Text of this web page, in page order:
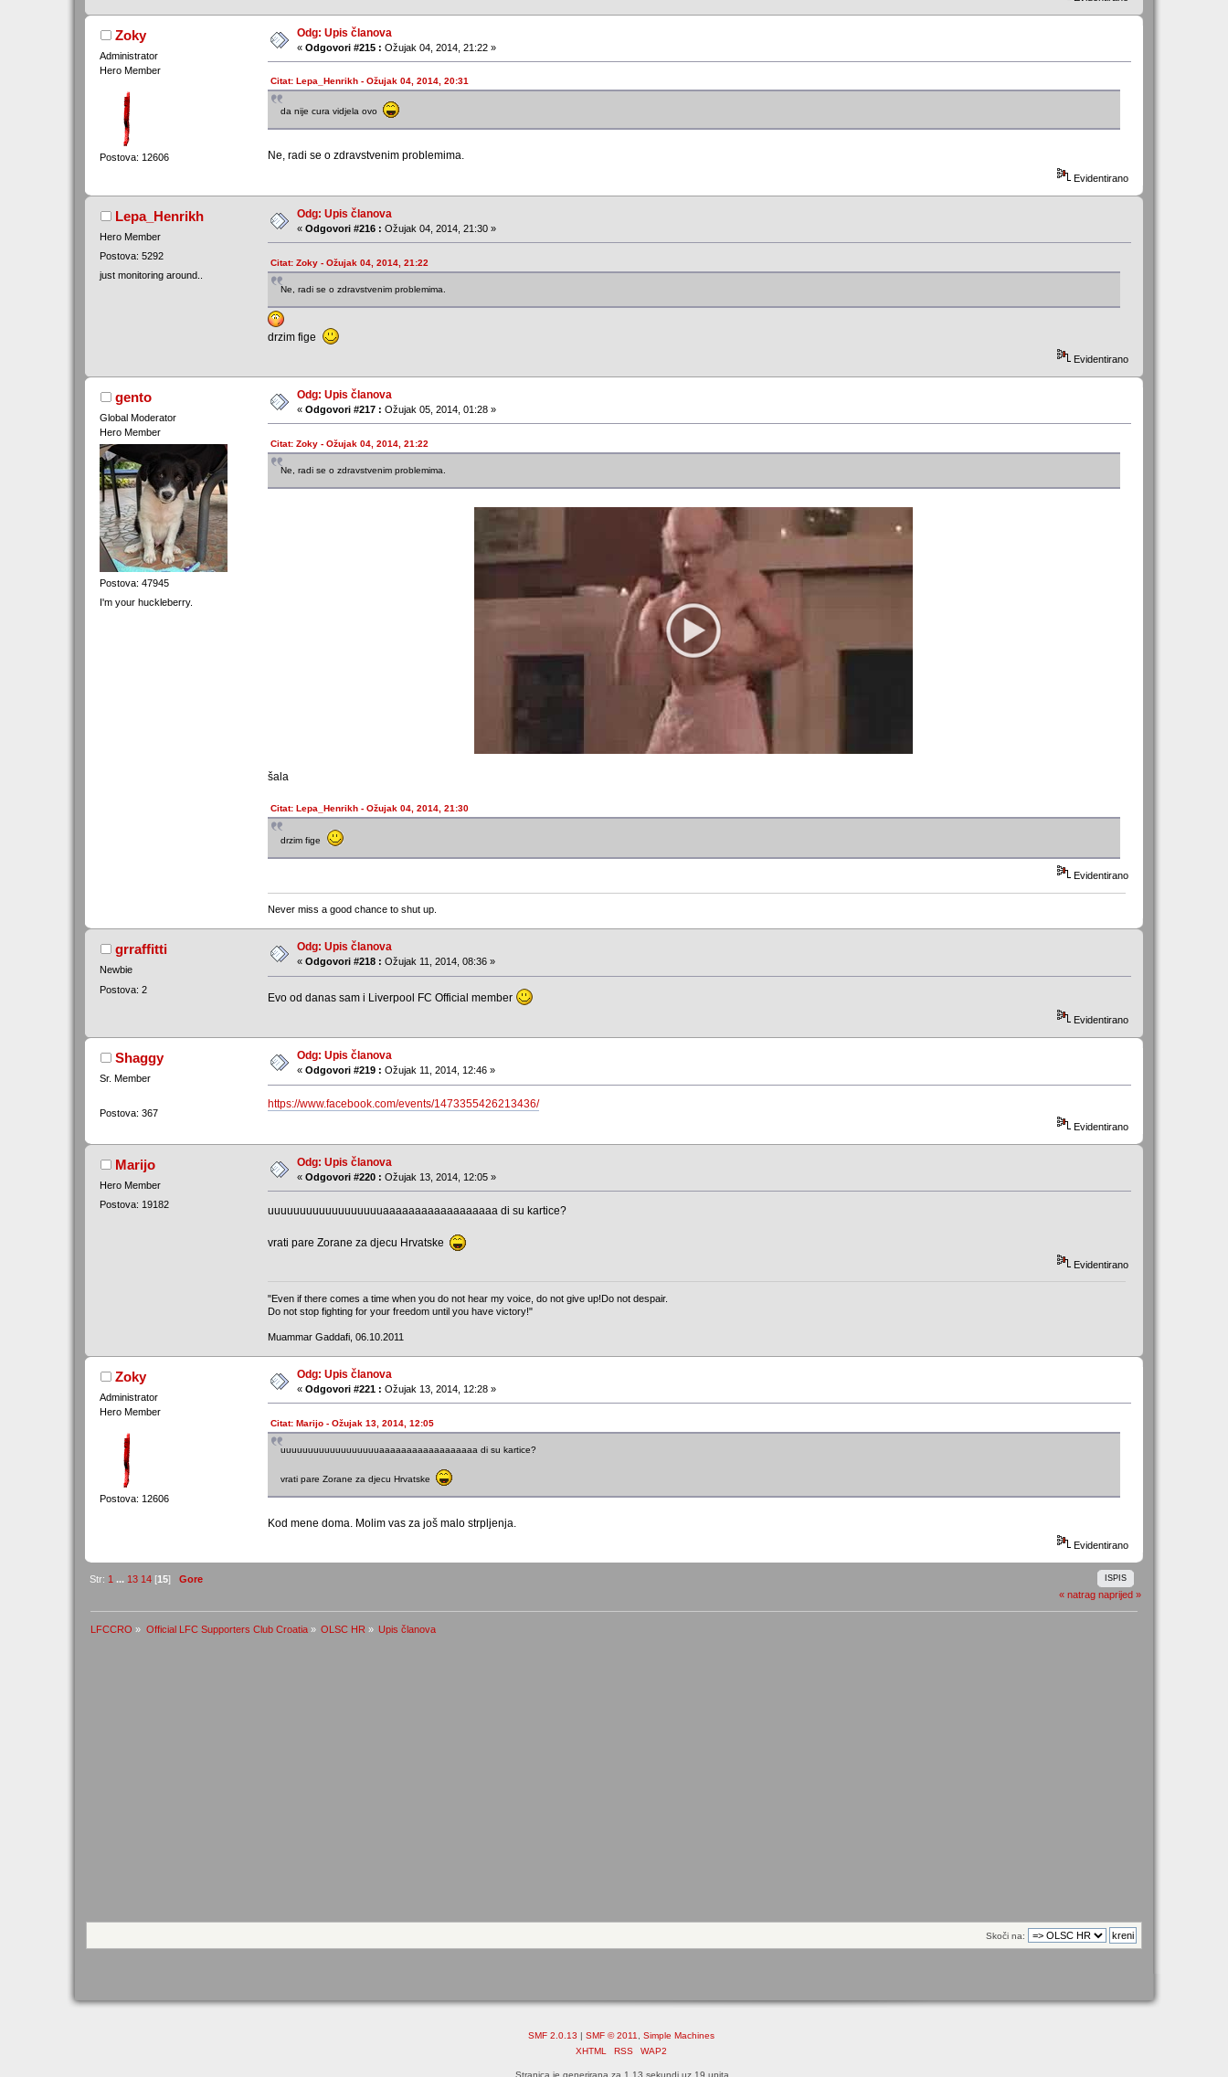
Zoky
Administrator
Hero Member
Postova: 12606
Odg: Upis članova
«Odgovori #215 : Ožujak 04, 2014, 21:22 »
Citat: Lepa_Henrikh - Ožujak 04, 2014, 20:31
da nije cura vidjela ovo
Ne, radi se o zdravstvenim problemima.
Evidentirano
Lepa_Henrikh
Hero Member
Postova: 5292
just monitoring around..
Odg: Upis članova
«Odgovori #216 : Ožujak 04, 2014, 21:30 »
Citat: Zoky - Ožujak 04, 2014, 21:22
Ne, radi se o zdravstvenim problemima.
drzim fige
Evidentirano
gento
Global Moderator
Hero Member
Postova: 47945
I'm your huckleberry.
Odg: Upis članova
«Odgovori #217 : Ožujak 05, 2014, 01:28 »
Citat: Zoky - Ožujak 04, 2014, 21:22
Ne, radi se o zdravstvenim problemima.
šala
Citat: Lepa_Henrikh - Ožujak 04, 2014, 21:30
drzim fige
Evidentirano
Never miss a good chance to shut up.
grraffitti
Newbie
Postova: 2
Odg: Upis članova
«Odgovori #218 : Ožujak 11, 2014, 08:36 »
Evo od danas sam i Liverpool FC Official member
Evidentirano
Shaggy
Sr. Member
Postova: 367
Odg: Upis članova
«Odgovori #219 : Ožujak 11, 2014, 12:46 »
https://www.facebook.com/events/1473355426213436/
Evidentirano
Marijo
Hero Member
Postova: 19182
Odg: Upis članova
«Odgovori #220 : Ožujak 13, 2014, 12:05 »
uuuuuuuuuuuuuuuuuuaaaaaaaaaaaaaaaaaa di su kartice?
vrati pare Zorane za djecu Hrvatske
Evidentirano
"Even if there comes a time when you do not hear my voice, do not give up!Do not despair.
Do not stop fighting for your freedom until you have victory!"
Muammar Gaddafi, 06.10.2011
Zoky
Administrator
Hero Member
Postova: 12606
Odg: Upis članova
«Odgovori #221 : Ožujak 13, 2014, 12:28 »
Citat: Marijo - Ožujak 13, 2014, 12:05
uuuuuuuuuuuuuuuuuuaaaaaaaaaaaaaaaaaa di su kartice?
vrati pare Zorane za djecu Hrvatske
Kod mene doma. Molim vas za još malo strpljenja.
Evidentirano
ISPIS
Str: 1 ... 13 14 [15]Gore
« natrag naprijed »
LFCCRO » Official LFC Supporters Club Croatia» OLSC HR » Upis članova
Skoči na:
SMF 2.0.13 | SMF © 2011
Simple Machines
XHTML
RSS WAP2
Stranica je generirana za 1.13 sekundi uz 19 upita.